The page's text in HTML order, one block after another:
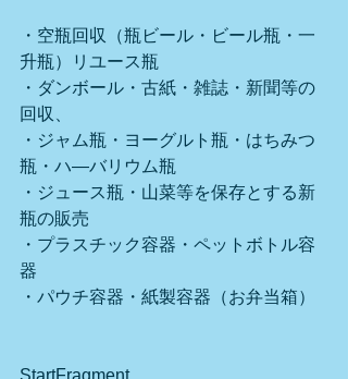
・空瓶回収（瓶ビール・ビール瓶・一
升瓶）リユース瓶
・ダンボール・古紙・雑誌・新聞等の
回収、
・ジャム瓶・ヨーグルト瓶・はちみつ
瓶・ハ―バリウム瓶
・ジュース瓶・山菜等を保存とする新
瓶の販売
・プラスチック容器・ペットボトル容
器
・パウチ容器・紙製容器（お弁当箱）
StartFragment